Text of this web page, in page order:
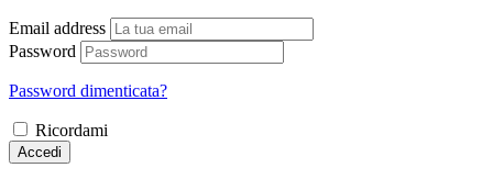
Email address
Password
Password dimenticata?
Ricordami
Accedi